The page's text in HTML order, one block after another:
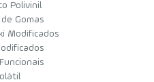
Polivinil
Gomas
Modificados